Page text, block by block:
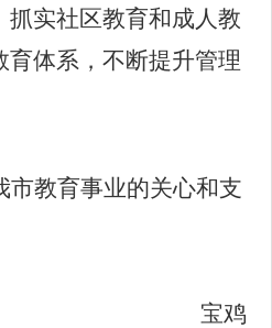
抓实社区教育和成人教
体系，不断提升管理
市教育事业的关心和支
宝鸡